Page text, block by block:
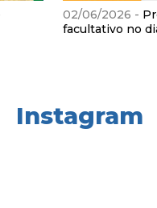
02/06/2026 -
facultativo no
Instagram